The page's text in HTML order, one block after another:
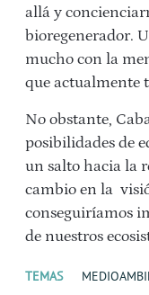
allá y
bioregenerador.
mucho con la
que actualmente
No obstante,
posibilidades de
un salto hacia la
cambio en la
conseguiríamos
de nuestros
TEMAS